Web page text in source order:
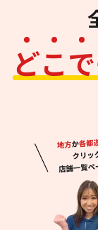
どこで